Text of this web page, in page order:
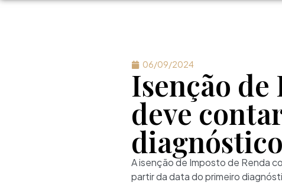
06/09/2024
Isenção
deve
diagnóstico
A isenção de Imposto de Renda
partir da data do primeiro